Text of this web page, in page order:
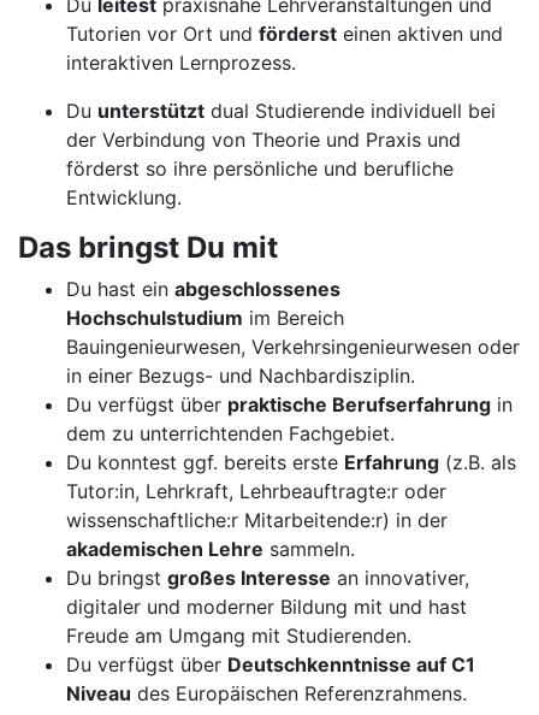
Du leitest praxisnahe Lehrveranstaltungen und
Tutorien vor Ort und förderst einen aktiven und
interaktiven Lernprozess.
Du unterstützt dual Studierende individuell bei
der Verbindung von Theorie und Praxis und
förderst so ihre persönliche und berufliche
Entwicklung.
Das bringst Du mit
Du hast ein abgeschlossenes
Hochschulstudium im Bereich
Bauingenieurwesen, Verkehrsingenieurwesen oder
in einer Bezugs- und Nachbardisziplin.
Du verfügst über praktische Berufserfahrung in
dem zu unterrichtenden Fachgebiet.
Du konntest ggf. bereits erste Erfahrung (z.B. als
Tutor:in, Lehrkraft, Lehrbeauftragte:r oder
wissenschaftliche:r Mitarbeitende:r) in der
akademischen Lehre sammeln.
Du bringst großes Interesse an innovativer,
digitaler und moderner Bildung mit und hast
Freude am Umgang mit Studierenden.
Du verfügst über Deutschkenntnisse auf C1
Niveau des Europäischen Referenzrahmens.